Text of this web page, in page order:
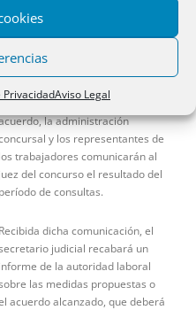
PrivacidadAviso Legal
afectados por el concurso, se
momento en que se consiga un
la administración
y los representantes de
los trabajadores comunicarán al
juez del concurso el resultado del
período de consultas.
Recibida dicha comunicación, el
judicial recabará un
informe de la autoridad laboral
las medidas propuestas o
acuerdo alcanzado, que deberá